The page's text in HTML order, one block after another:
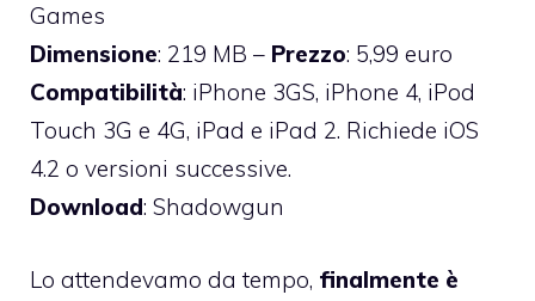
Games
Dimensione: 219 MB – Prezzo: 5,99 euro
Compatibilità: iPhone 3GS, iPhone 4, iPod
Touch 3G e 4G, iPad e iPad 2. Richiede iOS
4.2 o versioni successive.
Download: Shadowgun
Lo attendevamo da tempo, finalmente è